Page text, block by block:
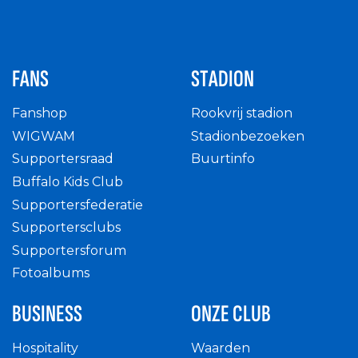
FANS
Fanshop
WIGWAM
Supportersraad
Buffalo Kids Club
Supportersfederatie
Supportersclubs
Supportersforum
Fotoalbums
STADION
Rookvrij stadion
Stadionbezoeken
Buurtinfo
BUSINESS
Hospitality
ONZE CLUB
Waarden